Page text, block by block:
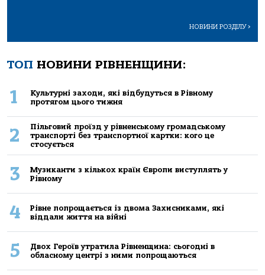
НОВИНИ РОЗДІЛУ>
ТОП НОВИНИ РІВНЕНЩИНИ:
1
Культурні заходи, які відбудуться в Рівному
протягом цього тижня
2
Пільговий проїзд у рівненському громадському
транспорті без транспортної картки: кого це
стосується
3
Музиканти з кількох країн Європи виступлять у
Рівному
4
Рівне попрощається із двома Захисниками, які
віддали життя на війні
5
Двох Героїв утратила Рівненщина: сьогодні в
обласному центрі з ними попрощаються